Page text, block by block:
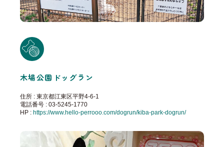
木場公園ドッグラン
住所 : 東京都江東区平野4-6-1
電話番号 : 03-5245-1770
HP :https://www.hello-perrooo.com/dogrun/kiba-park-dogrun/